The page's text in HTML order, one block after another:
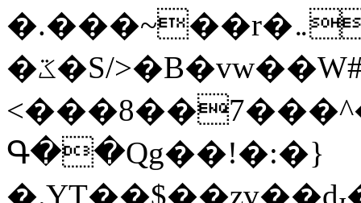
�.���~��r�޼�}�܅�mؕWu���K}
�ػ�S/>�B�vw��W#�I��*]\W��)Ħ�1��fC}
Գ��Qg��!�:�}